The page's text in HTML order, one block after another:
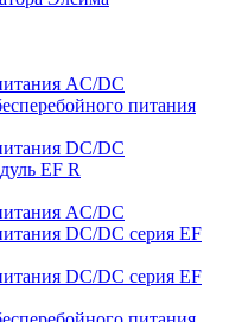
AC/DC
питания
DC/DC
EF R
AC/DC
DC/DC серия EF
DC/DC серия EF